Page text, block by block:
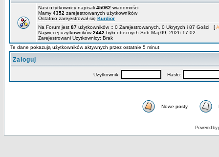
Nasi użytkownicy napisali 45062 wiadomości
Mamy 4352 zarejestrowanych użytkowników
Ostatnio zarejestrował się Kurdior
Na Forum jest 87 użytkowników :: 0 Zarejestrowanych, 0 Ukrytych i 87 Gości [
Najwięcej użytkowników2442 było obecnych Sob Maj 09, 2026 17:02
Zarejestrowani Użytkownicy: Brak
Te dane pokazują użytkowników aktywnych przez ostatnie 5 minut
Zaloguj
Użytkownik: Hasło:
Nowe posty
Powered by